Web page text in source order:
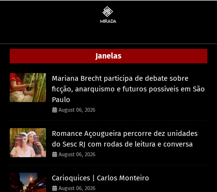
Janelas
Mariana Brecht participa de debate sobre
ficção, anarquismo e futuros possíveis em São
Paulo
August 06, 2026
Romance Açougueira percorre dez unidades
do Sesc RJ com rodas de leitura e conversa
August 06, 2026
Carioquices | Carlos Monteiro
August 06, 2026